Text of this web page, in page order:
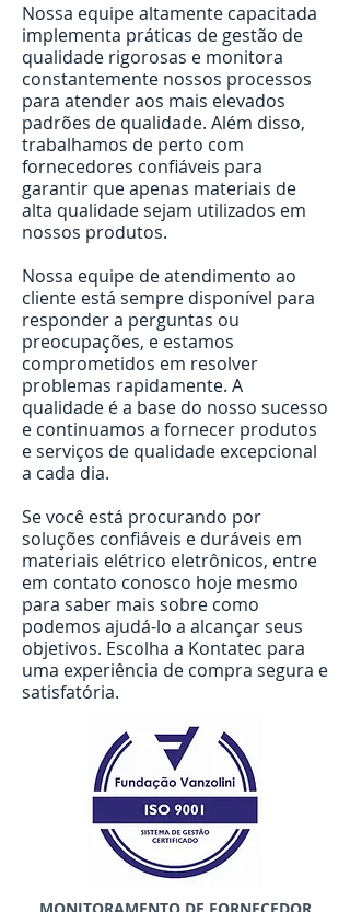
Nossa equipe altamente capacitada
implementa práticas de gestão de
qualidade rigorosas e monitora
constantemente nossos processos
para atender aos mais elevados
padrões de qualidade. Além disso,
trabalhamos de perto com
fornecedores confiáveis para
garantir que apenas materiais de
alta qualidade sejam utilizados em
nossos produtos.
Nossa equipe de atendimento ao
cliente está sempre disponível para
responder a perguntas ou
preocupações, e estamos
comprometidos em resolver
problemas rapidamente. A
qualidade é a base do nosso sucesso
e continuamos a fornecer produtos
e serviços de qualidade excepcional
a cada dia.
Se você está procurando por
soluções confiáveis e duráveis em
materiais elétrico eletrônicos, entre
em contato conosco hoje mesmo
para saber mais sobre como
podemos ajudá-lo a alcançar seus
objetivos. Escolha a Kontatec para
uma experiência de compra segura e
satisfatória.